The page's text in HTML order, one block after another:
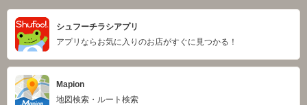
シュフーチラシアプリ
アプリならお気に入りのお店がすぐに見つかる！
Mapion
地図検索・ルート検索